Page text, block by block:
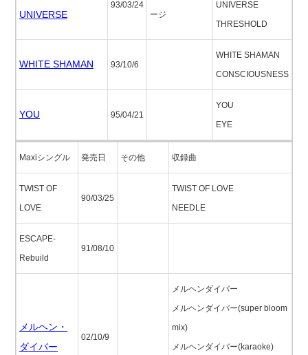
UNIVERSE
93/03/24
ージ
UNIVERSE
THRESHOLD
WHITE SHAMAN 93/10/6
WHITE SHAMAN
CONSCIOUSNESS
YOU 95/04/21
YOU
EYE
Maxiシングル 発売日 その他 収録曲
TWIST OF
LOVE
90/03/25
TWIST OF LOVE
NEEDLE
ESCAPE-
Rebuild
91/08/10
メルヘン・
ダイバー
02/10/9
メルヘンダイバー
メルヘンダイバー(super bloom
mix)
メルヘンダイバー(karaoke)